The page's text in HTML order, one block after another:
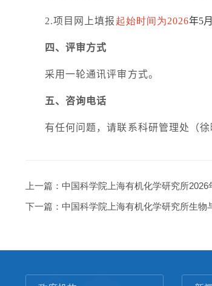
2.项目网上填报 起始时间为2026年5月
四、评审方式
采用一轮通讯评审方式。
五、咨询电话
有任何问题，请联系科研管理处（
上一篇： 中国科学院上海有机化学研究所
下一篇： 中国科学院上海有机化学研究所生